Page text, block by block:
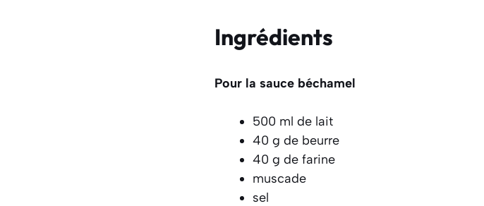
Ingrédients
Pour la sauce béchamel
500 ml de lait
40 g de beurre
40 g de farine
muscade
sel